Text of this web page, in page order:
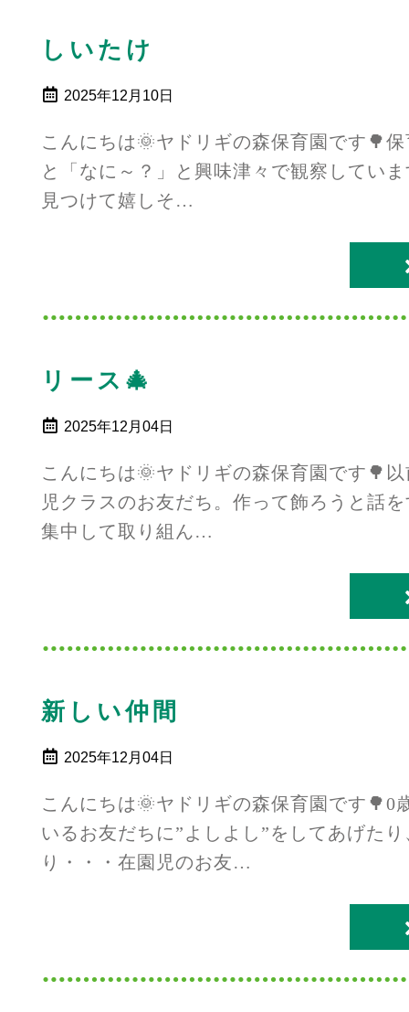
しいたけ
2025年12月10日
こんにちは🌞ヤドリギの森保育園です🌳
と「なに～？」と興味津々で観察してい
見つけて嬉しそ…
リース🎄
2025年12月04日
こんにちは🌞ヤドリギの森保育園です🌳
児クラスのお友だち。作って飾ろうと話
集中して取り組ん…
新しい仲間
2025年12月04日
こんにちは🌞ヤドリギの森保育園です
いるお友だちに”よしよし”をしてあげた
り・・・在園児のお友…